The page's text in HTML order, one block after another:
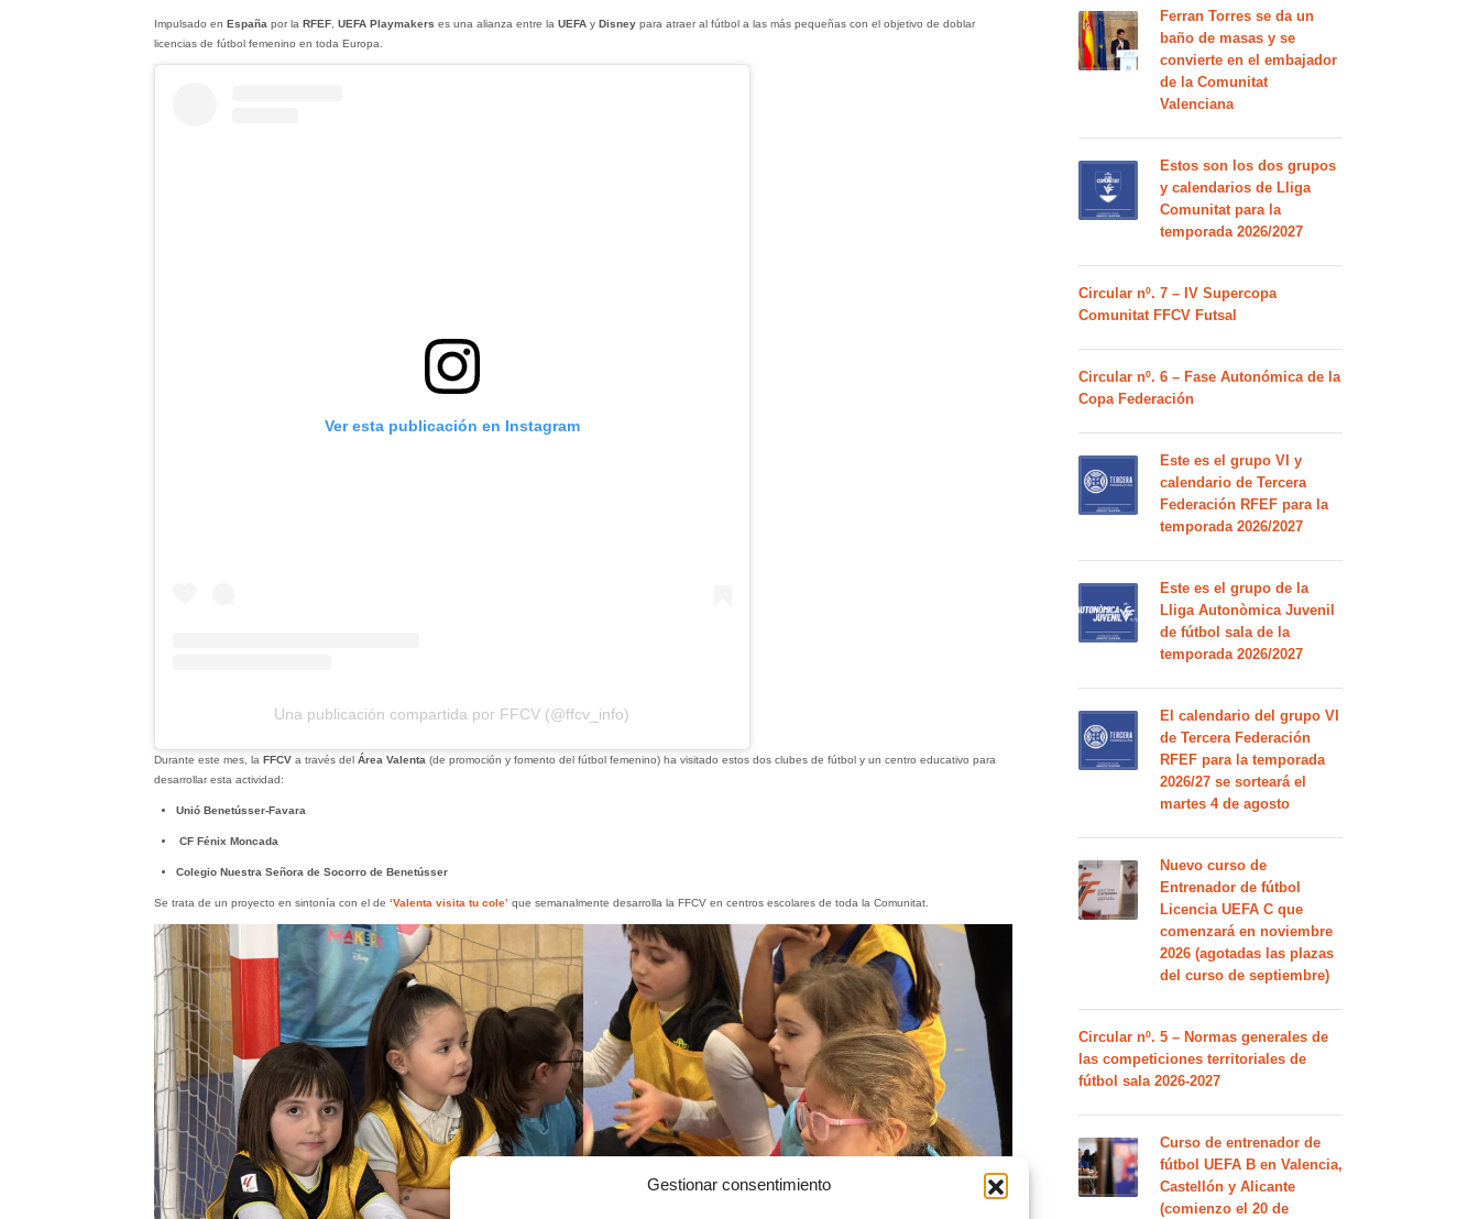
Gestionar consentimiento
Impulsado en España por la RFEF, UEFA Playmakers es una alianza entre la UEFAy Disneypara atraer al fútbol a las más pequeñas con el objetivo de doblar
licencias de fútbol femenino en toda Europa.
Ver esta publicación en Instagram
Una publicación compartida por FFCV (@ffcv_info)
Durante este mes, la FFCVa través del Área Valenta (de promoción y fomento del fútbol femenino) ha visitado estos dos clubes de fútbol y un centro educativo para
desarrollar esta actividad:
Unió Benetússer-Favara
CF Fénix Moncada
Colegio Nuestra Señora de Socorro de Benetússer
Se trata de un proyecto en sintonía con el de ‘Valenta visita tu cole’ que semanalmente desarrolla la FFCV en centros escolares de toda la Comunitat.
Ferran Torres se da un
baño de masas y se
convierte en el embajador
de la Comunitat
Valenciana
Estos son los dos grupos
y calendarios de Lliga
Comunitat para la
temporada 2026/2027
Circular nº. 7 – IV Supercopa
Comunitat FFCV Futsal
Circular nº. 6 – Fase Autonómica de la
Copa Federación
Este es el grupo VI y
calendario de Tercera
Federación RFEF para la
temporada 2026/2027
Este es el grupo de la
Lliga Autonòmica Juvenil
de fútbol sala de la
temporada 2026/2027
El calendario del grupo VI
de Tercera Federación
RFEF para la temporada
2026/27 se sorteará el
martes 4 de agosto
Nuevo curso de
Entrenador de fútbol
Licencia UEFA C que
comenzará en noviembre
2026 (agotadas las plazas
del curso de septiembre)
Circular nº. 5 – Normas generales de
las competiciones territoriales de
fútbol sala 2026-2027
Curso de entrenador de
fútbol UEFA B en Valencia,
Castellón y Alicante
(comienzo el 20 de